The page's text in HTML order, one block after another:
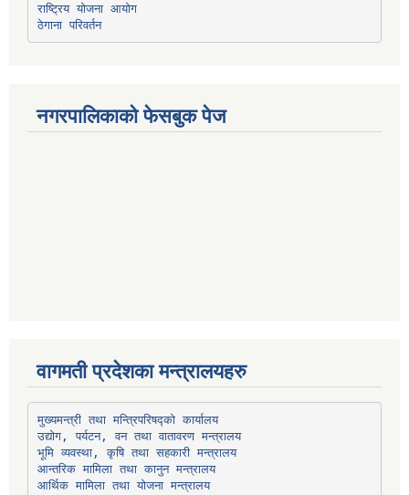
राष्ट्रिय योजना आयोग
ठेगाना परिवर्तन
नगरपालिकाको फेसबुक पेज
वागमती प्रदेशका मन्त्रालयहरु
मुख्यमन्त्री तथा मन्त्रिपरिषद्को कार्यालय
उद्योग, पर्यटन, वन तथा वातावरण मन्त्रालय
भूमि व्यवस्था, कृषि तथा सहकारी मन्त्रालय
आन्तरिक मामिला तथा कानुन मन्त्रालय
आर्थिक मामिला तथा योजना मन्त्रालय